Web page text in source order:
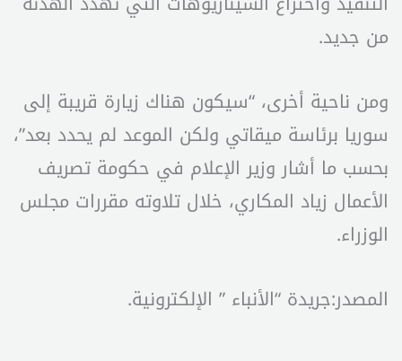
من جديد.
ومن ناحية أخرى، “سيكون هناك زيارة قريبة إلى
سوريا برئاسة ميقاتي ولكن الموعد لم يحدد بعد”،
بحسب ما أشار وزير الإعلام في حكومة تصريف
الأعمال زياد المكاري، خلال تلاوته مقررات مجلس
الوزراء.
المصدر:جريدة “الأنباء ” الإلكترونية.